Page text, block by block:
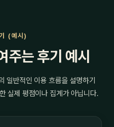
(예시)
주는 후기 예시
일반적인 이용 흐름을 설명하기
실제 평점이나 집계가 아닙니다.